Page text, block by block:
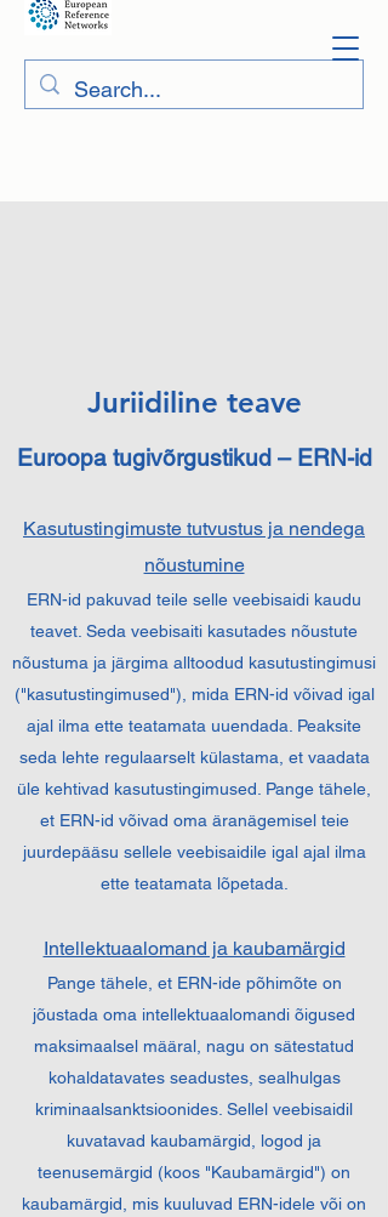
Juriidiline teave
Euroopa tugivõrgustikud – ERN-id
Kasutustingimuste tutvustus ja nendega
nõustumine
ERN-id pakuvad teile selle veebisaidi kaudu
teavet. Seda veebisaiti kasutades nõustute
nõustuma ja järgima alltoodud kasutustingimusi
("kasutustingimused"), mida ERN-id võivad igal
ajal ilma ette teatamata uuendada. Peaksite
seda lehte regulaarselt külastama, et vaadata
üle kehtivad kasutustingimused. Pange tähele,
et ERN-id võivad oma äranägemisel teie
juurdepääsu sellele veebisaidile igal ajal ilma
ette teatamata lõpetada.
Intellektuaalomand ja kaubamärgid
Pange tähele, et ERN-ide põhimõte on
jõustada oma intellektuaalomandi õigused
maksimaalsel määral, nagu on sätestatud
kohaldatavates seadustes, sealhulgas
kriminaalsanktsioonides. Sellel veebisaidil
kuvatavad kaubamärgid, logod ja
teenusemärgid (koos "Kaubamärgid") on
kaubamärgid, mis kuuluvad ERN-idele või on